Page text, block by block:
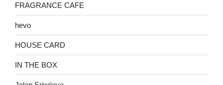
FRAGRANCE CAFE
hevo
HOUSE CARD
IN THE BOX